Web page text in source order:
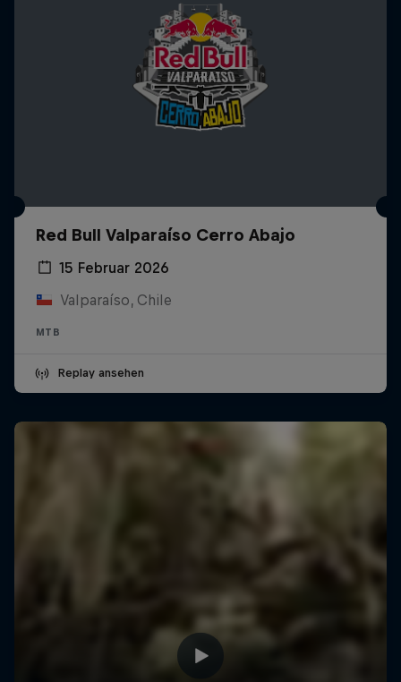
Red Bull Valparaíso Cerro Abajo
15 Februar 2026
Valparaíso, Chile
MTB
Replay ansehen